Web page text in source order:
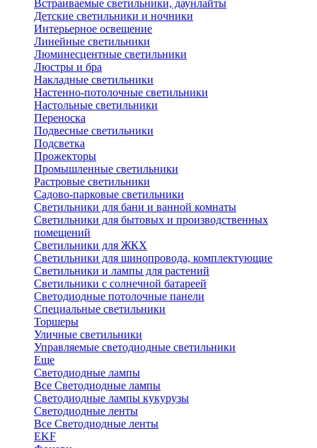
Встраиваемые светильники, даунлайты
Детские светильники и ночники
Интерьерное освещение
Линейные светильники
Люминесцентные светильники
Люстры и бра
Накладные светильники
Настенно-потолочные светильники
Настольные светильники
Переноска
Подвесные светильники
Подсветка
Прожекторы
Промышленные светильники
Растровые светильники
Садово-парковые светильники
Светильники для бани и ванной комнаты
Светильники для бытовых и производственных
помещений
Светильники для ЖКХ
Светильники для шинопровода, комплектующие
Светильники и лампы для растений
Светильники с солнечной батареей
Светодиодные потолочные панели
Специальные светильники
Торшеры
Уличные светильники
Управляемые светодиодные светильники
Еще
Светодиодные лампы
Все Светодиодные лампы
Светодиодные лампы кукурузы
Светодиодные ленты
Все Светодиодные ленты
EKF